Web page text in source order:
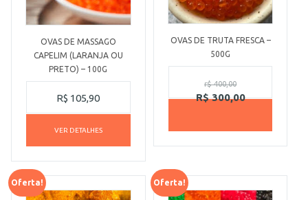
OVAS DE MASSAGO
CAPELIM (LARANJA OU
PRETO) – 100G
R$ 105,90
VER DETALHES
OVAS DE TRUTA FRESCA –
500G
r$400,00
R$300,00
Oferta! Oferta!